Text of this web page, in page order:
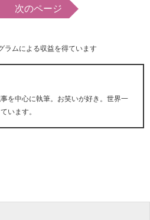
次のページ
ラムによる収益を得ています
を中心に執筆。お笑いが好き。世界一
います。